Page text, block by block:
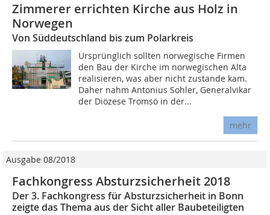
Zimmerer errichten Kirche aus Holz in
Norwegen
Von Süddeutschland bis zum Polarkreis
Ursprünglich sollten norwegische Firmen
den Bau der Kirche im norwegischen Alta
realisieren, was aber nicht zustande kam.
Daher nahm Antonius Sohler, Generalvikar
der Diözese Tromsö in der...
mehr
Ausgabe 08/2018
Fachkongress Absturzsicherheit 2018
Der 3. Fachkongress für Absturzsicherheit in Bonn
zeigte das Thema aus der Sicht aller Baubeteiligten